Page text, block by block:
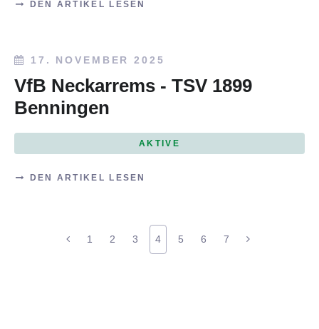
DEN ARTIKEL LESEN
17. NOVEMBER 2025
VfB Neckarrems - TSV 1899
Benningen
AKTIVE
DEN ARTIKEL LESEN
1 2 3 4 5 6 7